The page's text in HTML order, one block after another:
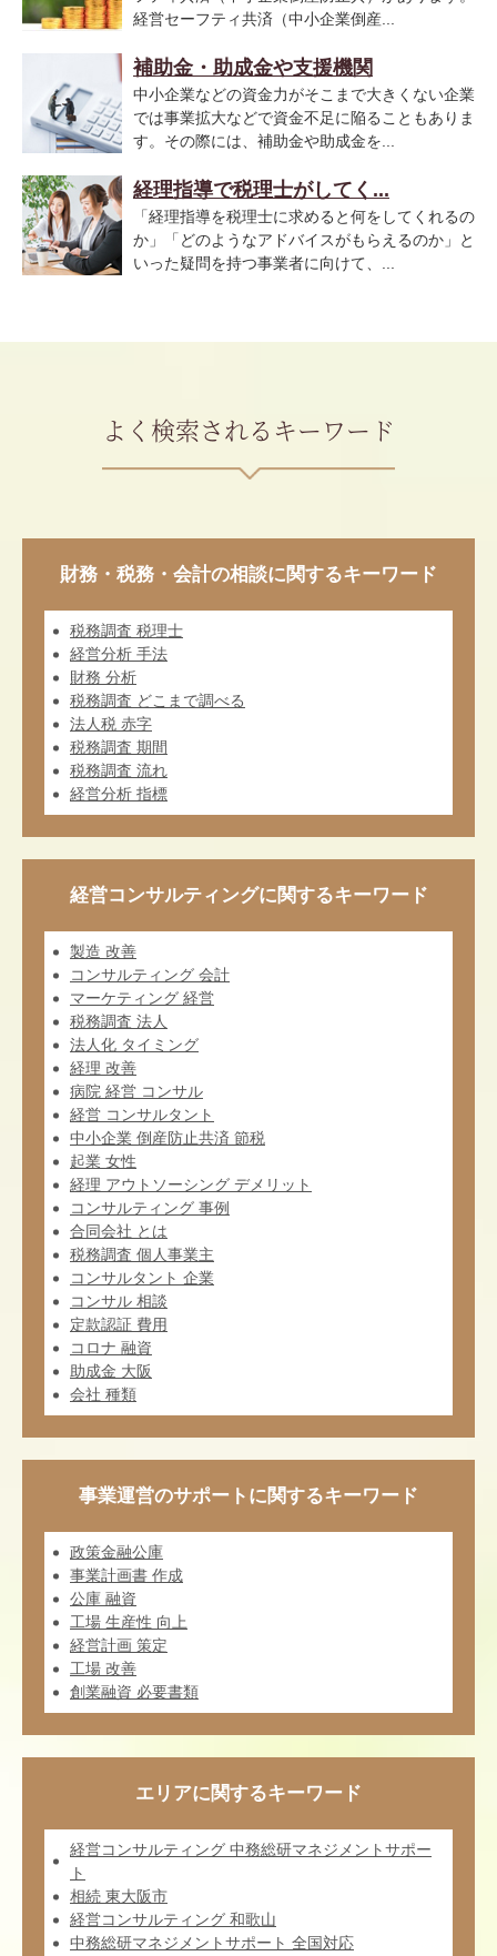
経営セーフティ共済（中小企業倒産...
補助金・助成金や支援機関
中小企業などの資金力がそこまで大きくない企業
では事業拡大などで資金不足に陥ることもありま
す。その際には、補助金や助成金を...
経理指導で税理士がしてく...
「経理指導を税理士に求めると何をしてくれるの
か」「どのようなアドバイスがもらえるのか」と
いった疑問を持つ事業者に向けて、...
よく検索されるキーワード
財務・税務・会計の相談に関するキーワード
税務調査 税理士
経営分析 手法
財務 分析
税務調査 どこまで調べる
法人税 赤字
税務調査 期間
税務調査 流れ
経営分析 指標
経営コンサルティングに関するキーワード
製造 改善
コンサルティング 会計
マーケティング 経営
税務調査 法人
法人化 タイミング
経理 改善
病院 経営 コンサル
経営 コンサルタント
中小企業 倒産防止共済 節税
起業 女性
経理 アウトソーシング デメリット
コンサルティング 事例
合同会社 とは
税務調査 個人事業主
コンサルタント 企業
コンサル 相談
定款認証 費用
コロナ 融資
助成金 大阪
会社 種類
事業運営のサポートに関するキーワード
政策金融公庫
事業計画書 作成
公庫 融資
工場 生産性 向上
経営計画 策定
工場 改善
創業融資 必要書類
エリアに関するキーワード
経営コンサルティング 中務総研マネジメントサポー
ト
相続 東大阪市
経営コンサルティング 和歌山
中務総研マネジメントサポート 全国対応